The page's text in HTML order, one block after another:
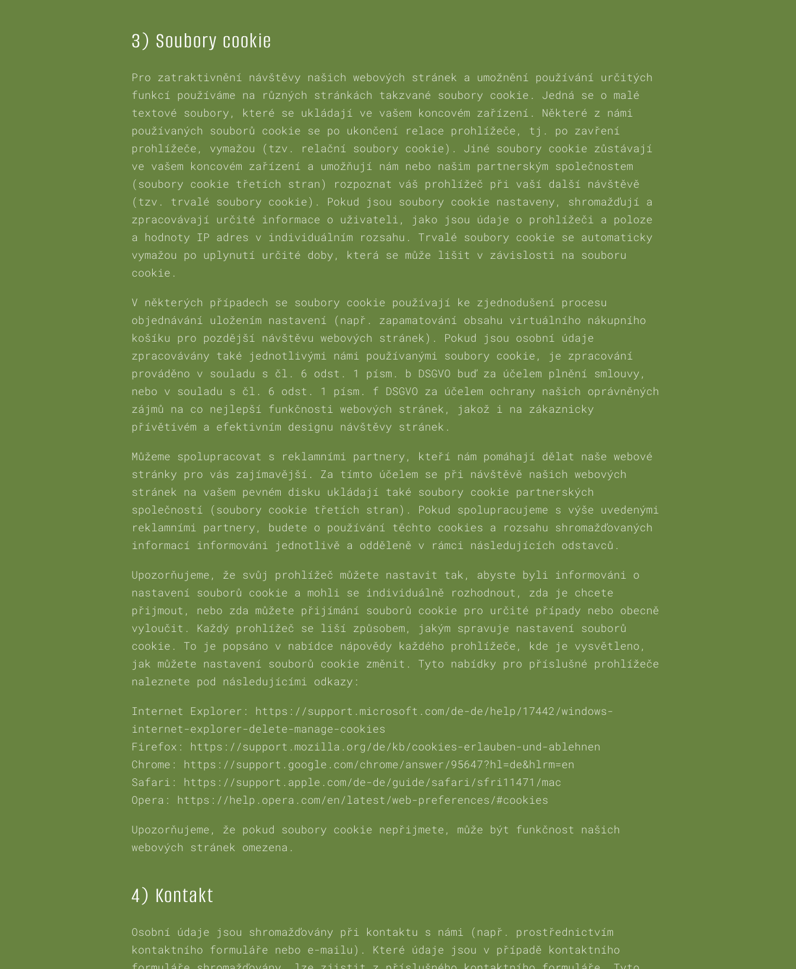
3) Soubory cookie
Pro zatraktivnění návštěvy našich webových stránek a umožnění používání určitých
funkcí používáme na různých stránkách takzvané soubory cookie. Jedná se o malé
textové soubory, které se ukládají ve vašem koncovém zařízení. Některé z námi
používaných souborů cookie se po ukončení relace prohlížeče, tj. po zavření
prohlížeče, vymažou (tzv. relační soubory cookie). Jiné soubory cookie zůstávají
ve vašem koncovém zařízení a umožňují nám nebo našim partnerským společnostem
(soubory cookie třetích stran) rozpoznat váš prohlížeč při vaší další návštěvě
(tzv. trvalé soubory cookie). Pokud jsou soubory cookie nastaveny, shromažďují a
zpracovávají určité informace o uživateli, jako jsou údaje o prohlížeči a poloze
a hodnoty IP adres v individuálním rozsahu. Trvalé soubory cookie se automaticky
vymažou po uplynutí určité doby, která se může lišit v závislosti na souboru
cookie.
V některých případech se soubory cookie používají ke zjednodušení procesu
objednávání uložením nastavení (např. zapamatování obsahu virtuálního nákupního
košíku pro pozdější návštěvu webových stránek). Pokud jsou osobní údaje
zpracovávány také jednotlivými námi používanými soubory cookie, je zpracování
prováděno v souladu s čl. 6 odst. 1 písm. b DSGVO buď za účelem plnění smlouvy,
nebo v souladu s čl. 6 odst. 1 písm. f DSGVO za účelem ochrany našich oprávněných
zájmů na co nejlepší funkčnosti webových stránek, jakož i na zákaznicky
přívětivém a efektivním designu návštěvy stránek.
Můžeme spolupracovat s reklamními partnery, kteří nám pomáhají dělat naše webové
stránky pro vás zajímavější. Za tímto účelem se při návštěvě našich webových
stránek na vašem pevném disku ukládají také soubory cookie partnerských
společností (soubory cookie třetích stran). Pokud spolupracujeme s výše uvedenými
reklamními partnery, budete o používání těchto cookies a rozsahu shromažďovaných
informací informováni jednotlivě a odděleně v rámci následujících odstavců.
Upozorňujeme, že svůj prohlížeč můžete nastavit tak, abyste byli informováni o
nastavení souborů cookie a mohli se individuálně rozhodnout, zda je chcete
přijmout, nebo zda můžete přijímání souborů cookie pro určité případy nebo obecně
vyloučit. Každý prohlížeč se liší způsobem, jakým spravuje nastavení souborů
cookie. To je popsáno v nabídce nápovědy každého prohlížeče, kde je vysvětleno,
jak můžete nastavení souborů cookie změnit. Tyto nabídky pro příslušné prohlížeče
naleznete pod následujícími odkazy:
Internet Explorer: https://support.microsoft.com/de-de/help/17442/windows-
internet-explorer-delete-manage-cookies
Firefox: https://support.mozilla.org/de/kb/cookies-erlauben-und-ablehnen
Chrome: https://support.google.com/chrome/answer/95647?hl=de&hlrm=en
Safari: https://support.apple.com/de-de/guide/safari/sfri11471/mac
Opera: https://help.opera.com/en/latest/web-preferences/#cookies
Upozorňujeme, že pokud soubory cookie nepřijmete, může být funkčnost našich
webových stránek omezena.
4) Kontakt
Osobní údaje jsou shromažďovány při kontaktu s námi (např. prostřednictvím
kontaktního formuláře nebo e-mailu). Které údaje jsou v případě kontaktního